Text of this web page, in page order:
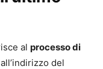
al processo di
del